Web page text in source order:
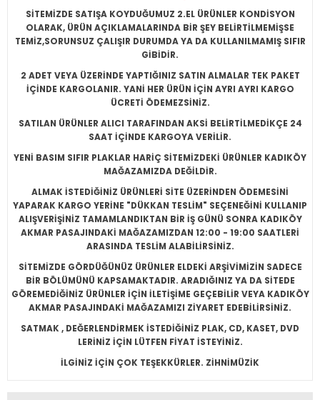
SİTEMİZDE SATIŞA KOYDUĞUMUZ 2.EL ÜRÜNLER KONDİSYON
OLARAK, ÜRÜN AÇIKLAMALARINDA BİR ŞEY BELİRTİLMEMİŞSE
TEMİZ,SORUNSUZ ÇALIŞIR DURUMDA YA DA KULLANILMAMIŞ SIFIR
GİBİDİR.
2 ADET VEYA ÜZERİNDE YAPTIĞINIZ SATIN ALMALAR TEK PAKET
İÇİNDE KARGOLANIR. YANİ HER ÜRÜN İÇİN AYRI AYRI KARGO
ÜCRETİ ÖDEMEZSİNİZ.
SATILAN ÜRÜNLER ALICI TARAFINDAN AKSİ BELİRTİLMEDİKÇE 24
SAAT İÇİNDE KARGOYA VERİLİR.
YENİ BASIM SIFIR PLAKLAR HARİÇ SİTEMİZDEKİ ÜRÜNLER KADIKÖY
MAĞAZAMIZDA DEĞİLDİR.
ALMAK İSTEDİĞİNİZ ÜRÜNLERİ SİTE ÜZERİNDEN ÖDEMESİNİ
YAPARAK KARGO YERİNE "DÜKKAN TESLİM" SEÇENEĞİNİ KULLANIP
ALIŞVERİŞİNİZ TAMAMLANDIKTAN BİR İŞ GÜNÜ SONRA KADIKÖY
AKMAR PASAJINDAKİ MAĞAZAMIZDAN 12:00 - 19:00 SAATLERİ
ARASINDA TESLİM ALABİLİRSİNİZ.
SİTEMİZDE GÖRDÜĞÜNÜZ ÜRÜNLER ELDEKİ ARŞİVİMİZİN SADECE
BİR BÖLÜMÜNÜ KAPSAMAKTADIR. ARADIĞINIZ YA DA SİTEDE
GÖREMEDİĞİNİZ ÜRÜNLER İÇİN İLETİŞİME GEÇEBİLİR VEYA KADIKÖY
AKMAR PASAJINDAKİ MAĞAZAMIZI ZİYARET EDEBİLİRSİNİZ.
SATMAK , DEĞERLENDİRMEK İSTEDİĞİNİZ PLAK, CD, KASET, DVD
LERİNİZ İÇİN LÜTFEN FİYAT İSTEYİNİZ.
İLGİNİZ İÇİN ÇOK TEŞEKKÜRLER. ZİHNİMÜZİK